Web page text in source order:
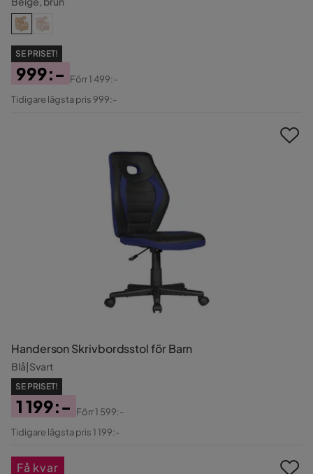
SE PRISET!
Pris
999:-
Original
Förr1 499:-
Tidigare lägsta pris 999:-
Handerson Skrivbordsstol för Barn
Blå|Svart
SE PRISET!
Pris
1 199:-
Original
Förr1 599:-
Tidigare lägsta pris 1 199:-
Få kvar